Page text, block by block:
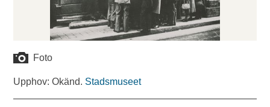
Foto
Upphov: Okänd. Stadsmuseet